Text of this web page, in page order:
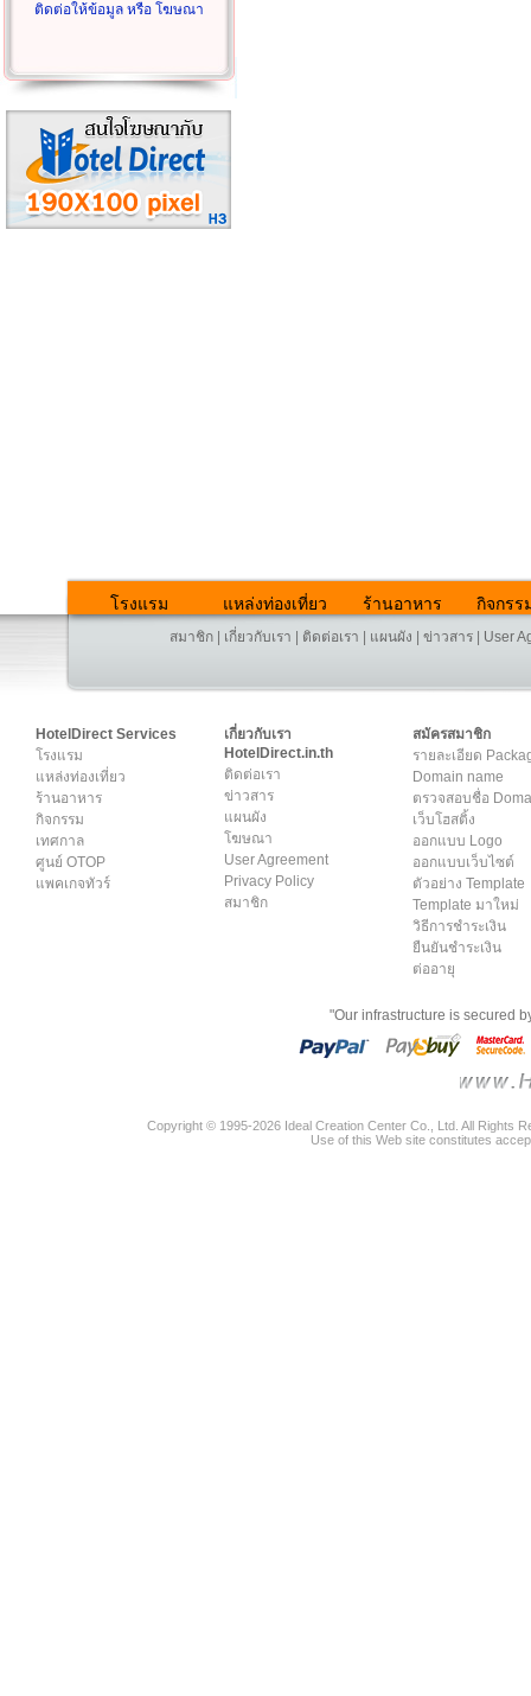
ติดต่อให้ข้อมูล หรือ โฆษณา
โรงแรม แหล่งท่องเที่ยว ร้านอาหาร กิจกรร
สมาชิก เกี่ยวกับเรา ติดต่อเรา แผนผัง ข่าวสาร User
HotelDirect Services
โรงแรม
แหล่งท่องเที่ยว
ร้านอาหาร
กิจกรรม
เทศกาล
ศูนย์ OTOP
แพคเกจทัวร์
เกี่ยวกับเรา
HotelDirect.in.th
ติดต่อเรา
ข่าวสาร
แผนผัง
โฆษณา
User Agreement
Privacy Policy
สมาชิก
สมัครสมาชิก
รายละเอียด
Domain name
ตรวจสอบชื่อ
เว็บโฮสติ้ง
ออกแบบ Logo
ออกแบบเว็บไซต์
ตัวอย่าง Template
Template มาใหม่
วิธีการชำระเงิน
ยืนยันชำระเงิน
ต่ออายุ
"Our infrastructure is secured
Copyright © 1995-2026 Ideal Creation Center Co., Ltd. All Rights
Use of this Web site constitutes